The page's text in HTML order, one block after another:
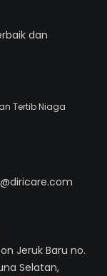
dan
Tertib Niaga
Jeruk Baru no.
Selatan,